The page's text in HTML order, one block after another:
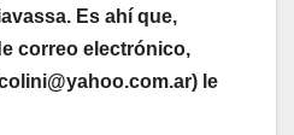
Es ahí que,
correo electrónico,
le